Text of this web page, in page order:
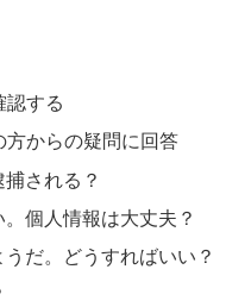
認する
方からの疑問に回答
される？
個人情報は大丈夫？
だ。どうすればいい？